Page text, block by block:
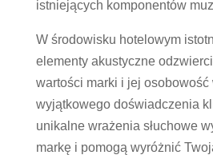
istniejących komponentów
W środowisku hotelowym
elementy akustyczne
wartości marki i jej osobowość
wyjątkowego doświadczenia
unikalne wrażenia słuchowe
markę i pomogą wyróżnić